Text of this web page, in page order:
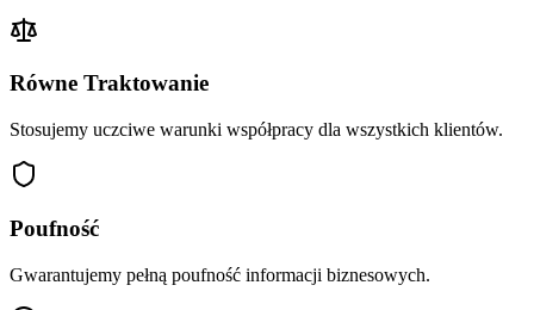
Równe Traktowanie
Stosujemy uczciwe warunki współpracy dla wszystkich klientów.
Poufność
Gwarantujemy pełną poufność informacji biznesowych.